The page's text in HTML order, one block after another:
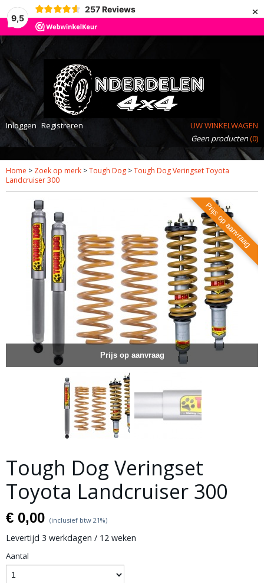
9,5
257 Reviews ×
Inloggen Registreren
UW WINKELWAGEN
Geen producten(0)
Home > Zoek op merk >Tough Dog >Tough Dog Veringset Toyota
Landcruiser 300
Prijs op aanvraag
Prijs op aanvraag
Tough Dog Veringset
Toyota Landcruiser 300
€ 0,00 (inclusief btw 21%)
Levertijd 3 werkdagen / 12 weken
Aantal